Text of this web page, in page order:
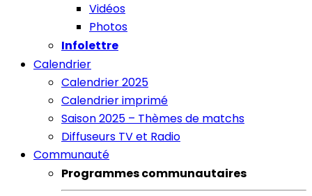
Vidéos
Photos
Infolettre
Calendrier
Calendrier 2025
Calendrier imprimé
Saison 2025 – Thèmes de matchs
Diffuseurs TV et Radio
Communauté
Programmes communautaires